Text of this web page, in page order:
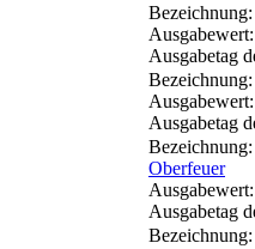
Bezeichnung:
Ausgabetag
Bezeichnung:
Ausgabetag
Bezeichnung:
Oberfeuer
Ausgabetag
Bezeichnung: